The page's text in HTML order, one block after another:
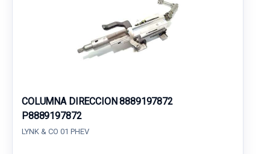
COLUMNA DIRECCION 8889197872
P8889197872
LYNK & CO 01 PHEV